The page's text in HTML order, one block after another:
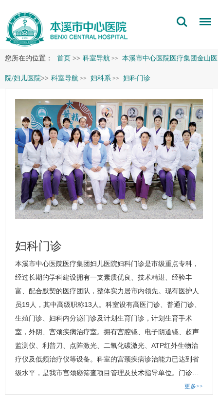
您所在的位置： 首页 >> 科室导航 >> 本溪市中心医院医疗集团金山医
院/妇儿医院>> 科室导航 >> 妇科系 >> 妇科门诊
妇科门诊
本溪市中心医院医疗集团妇儿医院妇科门诊是市级重点专科，
经过长期的学科建设拥有一支素质优良、技术精湛、经验丰
富、配合默契的医疗团队，整体实力居市内领先。现有医护人
员19人，其中高级职称13人。科室设有高医门诊、普通门诊、
生殖门诊、妇科内分泌门诊及计划生育门诊，计划生育手术
室，外阴、宫颈疾病治疗室。拥有宫腔镜、电子阴道镜、超声
监测仪、利普刀、点阵激光、二氧化碳激光、ATP红外生物治
疗仪及低频治疗仪等设备。科室的宫颈疾病诊治能力已达到省
级水平，是我市宫颈癌筛查项目管理及技术指导单位。门诊…
更多>>